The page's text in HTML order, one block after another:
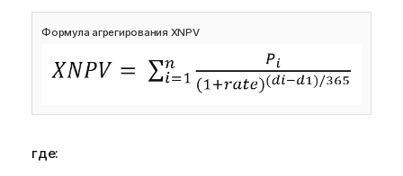
н
и
е
и
Формула агрегирования XNPV
где: